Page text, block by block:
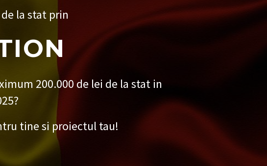
la stat prin
200.000 de lei de la stat in
tine si proiectul tau!